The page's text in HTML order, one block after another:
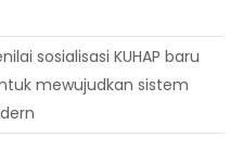
sosialisasi KUHAP baru
mewujudkan sistem